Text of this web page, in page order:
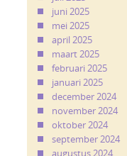
juni 2025
mei 2025
april 2025
maart 2025
februari 2025
januari 2025
december 2024
november 2024
oktober 2024
september 2024